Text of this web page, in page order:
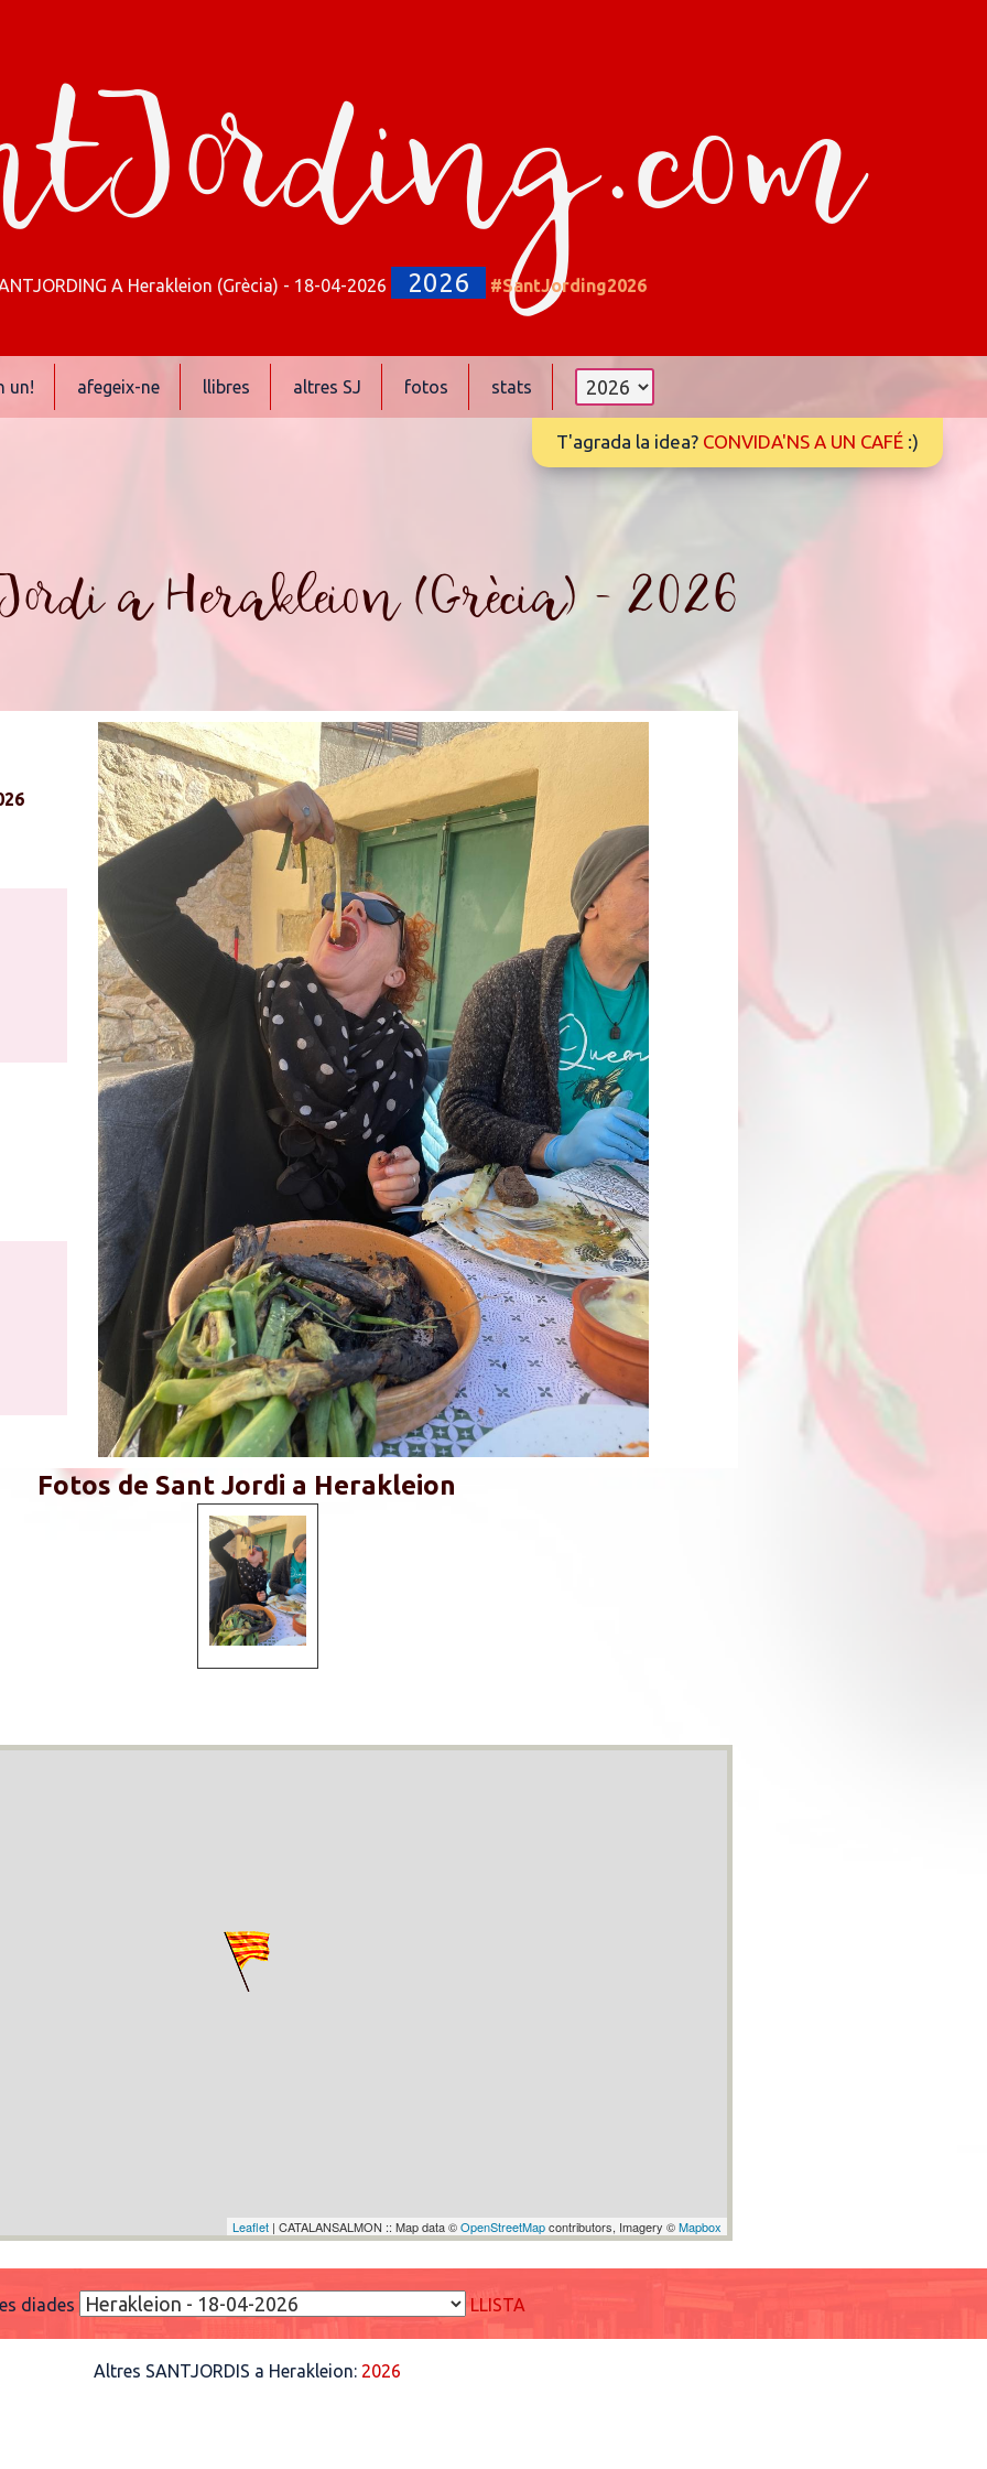
A Herakleion (Grècia) - 18-04-2026 2026 #SantJording2026
un! afegeix-ne llibres altres SJ fotos stats
T'agrada la idea? CONVIDA'NS A UN CAFÉ :)
a Herakleion (Grècia) - 2026
Fotos de Sant Jordi a Herakleion
Leaflet | CATALANSALMON :: Map data ©OpenStreetMapcontributors, Imagery ©Mapbox
diades LLISTA
Altres SANTJORDIS a Herakleion: 2026